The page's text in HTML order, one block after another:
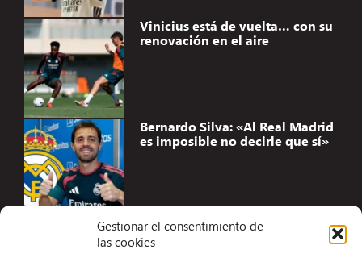
Gestionar el consentimiento de
las cookies
Vinicius está de vuelta… con su
renovación en el aire
Bernardo Silva: «Al Real Madrid
es imposible no decirle que sí»